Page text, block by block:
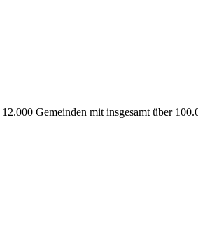
Gemeinden mit insgesamt über